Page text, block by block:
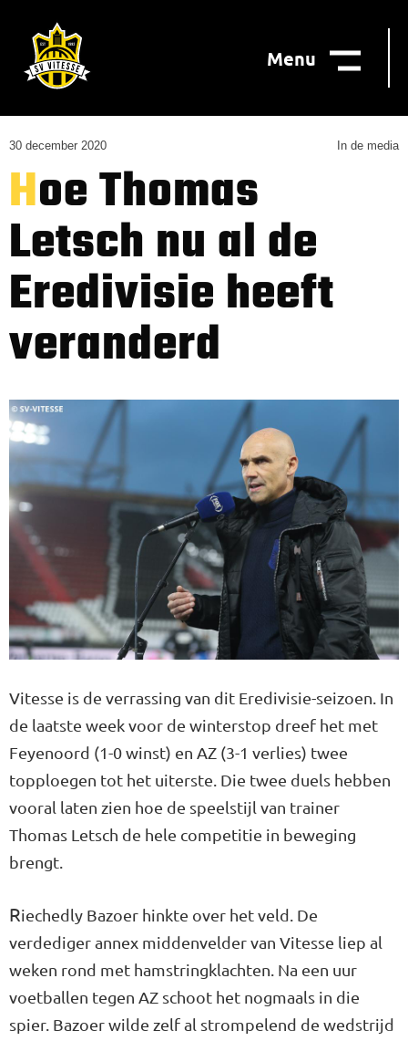
Menu
30 december 2020 In de media
Hoe Thomas
Letsch nu al de
Eredivisie heeft
veranderd
Vitesse is de verrassing van dit Eredivisie-seizoen. In
de laatste week voor de winterstop dreef het met
Feyenoord (1-0 winst) en AZ (3-1 verlies) twee
topploegen tot het uiterste. Die twee duels hebben
vooral laten zien hoe de speelstijl van trainer
Thomas Letsch de hele competitie in beweging
brengt.
Riechedly Bazoer hinkte over het veld. De
verdediger annex middenvelder van Vitesse liep al
weken rond met hamstringklachten. Na een uur
voetballen tegen AZ schoot het nogmaals in die
spier. Bazoer wilde zelf al strompelend de wedstrijd